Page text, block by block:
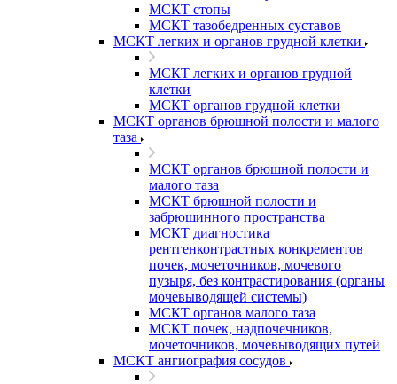
МСКТ стопы
МСКТ тазобедренных суставов
МСКТ легких и органов грудной клетки
МСКТ легких и органов грудной
клетки
МСКТ органов грудной клетки
МСКТ органов брюшной полости и малого
таза
МСКТ органов брюшной полости и
малого таза
МСКТ брюшной полости и
забрюшинного пространства
МСКТ диагностика
рентгенконтрастных конкрементов
почек, мочеточников, мочевого
пузыря, без контрастирования (органы
мочевыводящей системы)
МСКТ органов малого таза
МСКТ почек, надпочечников,
мочеточников, мочевыводящих путей
МСКТ ангиография сосудов